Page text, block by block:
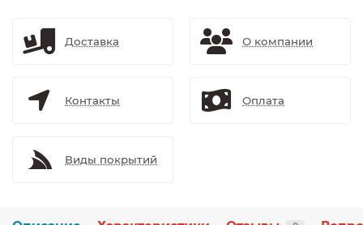
Доставка О компании
Контакты Оплата
Виды покрытий